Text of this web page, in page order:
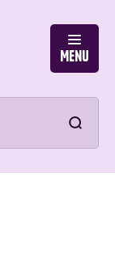
Menu